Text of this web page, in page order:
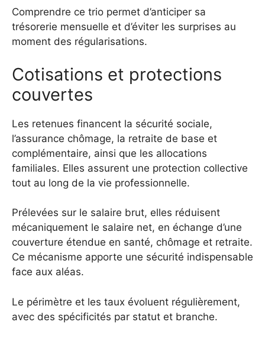
Comprendre ce trio permet d’anticiper sa
trésorerie mensuelle et d’éviter les surprises au
moment des régularisations.
Cotisations et protections
couvertes
Les retenues financent la sécurité sociale,
l’assurance chômage, la retraite de base et
complémentaire, ainsi que les allocations
familiales. Elles assurent une protection collective
tout au long de la vie professionnelle.
Prélevées sur le salaire brut, elles réduisent
mécaniquement le salaire net, en échange d’une
couverture étendue en santé, chômage et retraite.
Ce mécanisme apporte une sécurité indispensable
face aux aléas.
Le périmètre et les taux évoluent régulièrement,
avec des spécificités par statut et branche.